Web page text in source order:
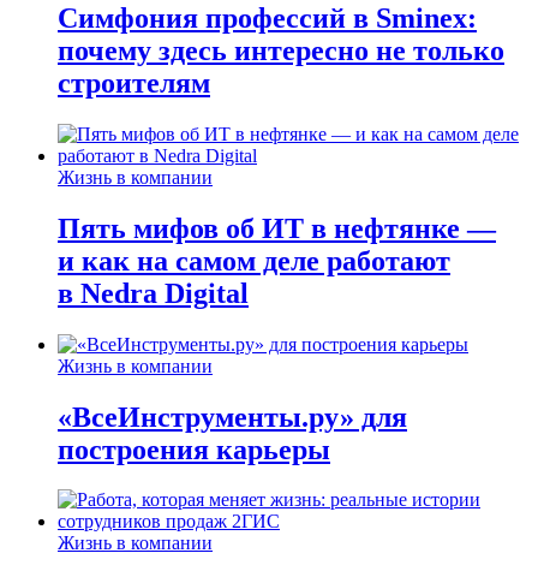
Симфония профессий в Sminex:
почему здесь интересно не только
строителям
Жизнь в компании
Пять мифов об ИТ в нефтянке —
и как на самом деле работают
в Nedra Digital
Жизнь в компании
«ВсеИнструменты.ру» для
построения карьеры
Жизнь в компании